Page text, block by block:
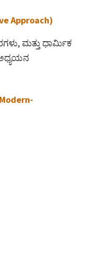
Approach)
ಮತ್ತು ಧಾರ್ಮಿಕ